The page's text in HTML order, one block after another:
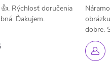
Rýchlosť doručenia
Ďakujem.
dobre.